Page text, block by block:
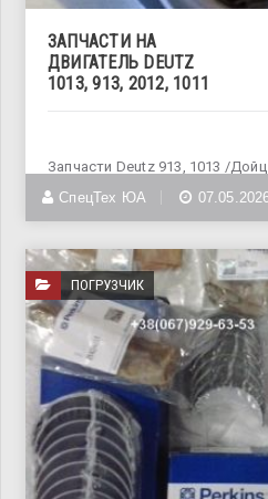
ЗАПЧАСТИ НА
ДВИГАТЕЛЬ DEUTZ
1013, 913, 2012, 1011
Запчасти Deutz 913, 1013 /
специализируемся на
СпецТех ЮА
ПОГРУЗЧИК